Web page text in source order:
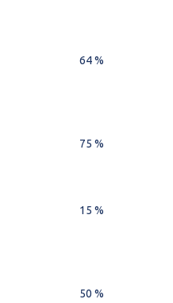
64 %
75 %
15 %
50 %